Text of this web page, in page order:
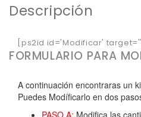
Descripción
[ps2id id='Modificar'
FORMULARIO PARA